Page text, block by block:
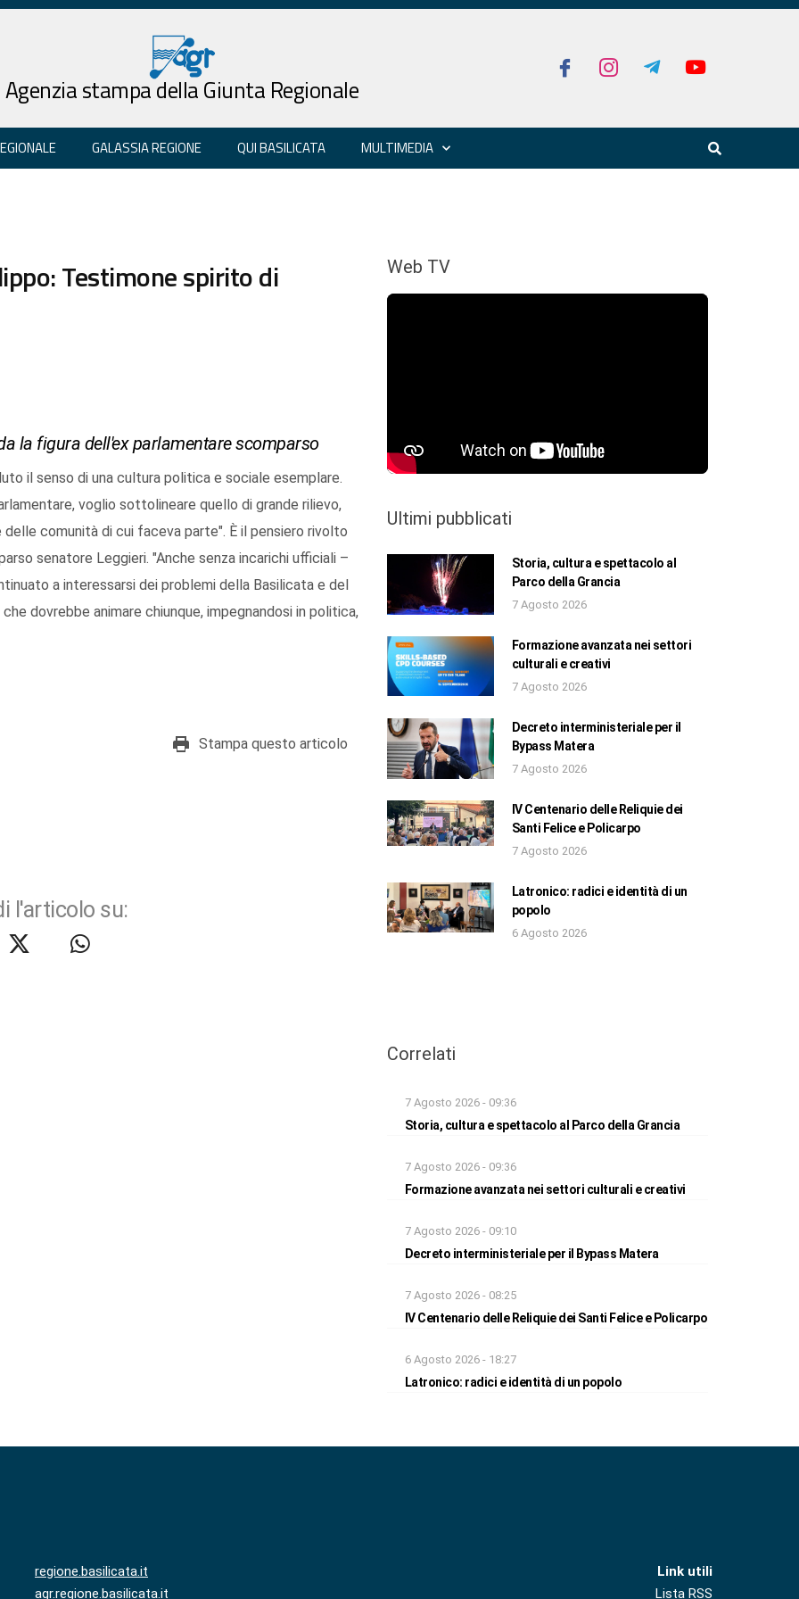
Agenzia stampa della Giunta Regionale
GALASSIA REGIONE QUI BASILICATA MULTIMEDIA
Testimone spirito di
la figura dell'ex parlamentare scomparso
il senso di una cultura politica e sociale esemplare.
voglio sottolineare quello di grande rilievo,
comunità di cui faceva parte". È il pensiero rivolto
senatore Leggieri. "Anche senza incarichi ufficiali –
a interessarsi dei problemi della Basilicata e del
dovrebbe animare chiunque, impegnandosi in politica,
Stampa questo articolo
l'articolo su:
Web TV
Ultimi pubblicati
Storia, cultura e spettacolo al
Parco della Grancia
7 Agosto 2026
Formazione avanzata nei settori
culturali e creativi
7 Agosto 2026
Decreto interministeriale per il
Bypass Matera
7 Agosto 2026
IV Centenario delle Reliquie dei
Santi Felice e Policarpo
7 Agosto 2026
Latronico: radici e identità di un
popolo
6 Agosto 2026
Correlati
7 Agosto 2026 - 09:36
Storia, cultura e spettacolo al Parco della Grancia
7 Agosto 2026 - 09:36
Formazione avanzata nei settori culturali e creativi
7 Agosto 2026 - 09:10
Decreto interministeriale per il Bypass Matera
7 Agosto 2026 - 08:25
IV Centenario delle Reliquie dei Santi Felice e Policarpo
6 Agosto 2026 - 18:27
Latronico: radici e identità di un popolo
regione.basilicata.it
agr.regione.basilicata.it
Link utili
Lista RSS